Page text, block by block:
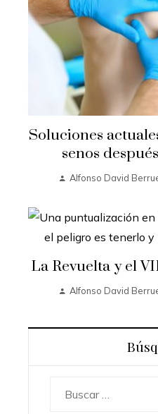
Soluciones
senos
Alfonso David
La Revuelta y el
Alfonso David